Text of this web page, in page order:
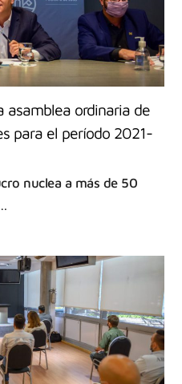
asamblea ordinaria de
para el período 2021-
nuclea a más de 50